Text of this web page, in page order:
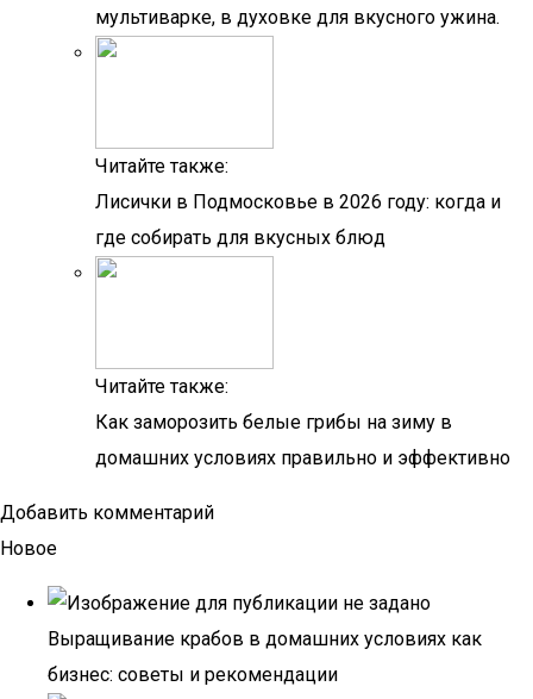
мультиварке, в духовке для вкусного ужина.
Читайте также:
Лисички в Подмосковье в 2026 году: когда и
где собирать для вкусных блюд
Читайте также:
Как заморозить белые грибы на зиму в
домашних условиях правильно и эффективно
Добавить комментарий
Новое
Выращивание крабов в домашних условиях как
бизнес: советы и рекомендации